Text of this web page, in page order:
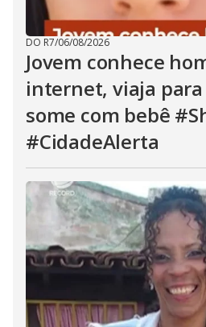
DO R7/06/08/2026
Jovem conhece
internet, viaja
some com bebê
#CidadeAlerta